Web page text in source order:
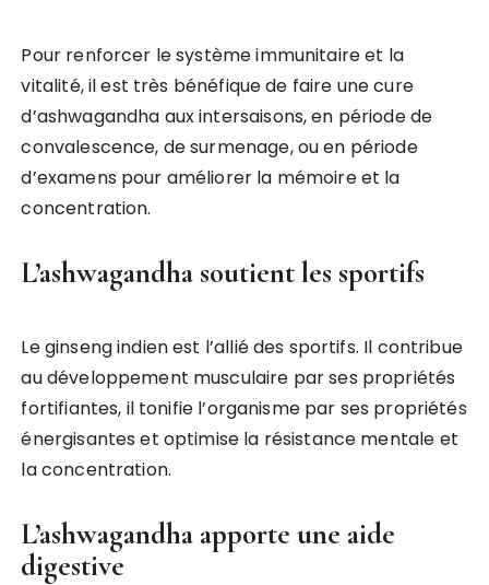
Pour renforcer le système immunitaire et la
vitalité, il est très bénéfique de faire une cure
d’ashwagandha aux intersaisons, en période de
convalescence, de surmenage, ou en période
d’examens pour améliorer la mémoire et la
concentration.
L’ashwagandha soutient les sportifs
Le ginseng indien est l’allié des sportifs. Il contribue
au développement musculaire par ses propriétés
fortifiantes, il tonifie l’organisme par ses propriétés
énergisantes et optimise la résistance mentale et
la concentration.
L’ashwagandha apporte une aide
digestive